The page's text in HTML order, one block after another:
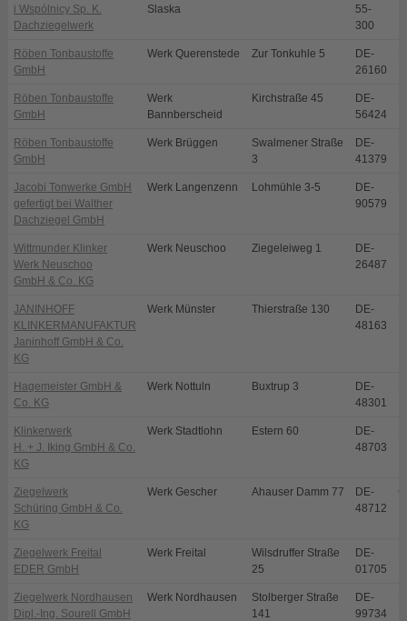
i Wspólnicy Sp. K.
Dachziegelwerk
Slaska
55-
300
Röben Tonbaustoffe
GmbH
Werk Querenstede Zur Tonkuhle 5
DE-
26160
Röben Tonbaustoffe
GmbH
Werk
Bannberscheid
Kirchstraße 45
DE-
56424
Röben Tonbaustoffe
GmbH
Werk Brüggen
Swalmener Straße
3
DE-
41379
Jacobi Tonwerke GmbH
gefertigt bei Walther
Dachziegel GmbH
Werk Langenzenn Lohmühle 3-5
DE-
90579
Wittmunder Klinker
Werk Neuschoo
GmbH & Co. KG
Werk Neuschoo Ziegeleiweg 1
DE-
26487
JANINHOFF
KLINKERMANUFAKTUR
Janinhoff GmbH & Co.
KG
Werk Münster Thierstraße 130
DE-
48163
Hagemeister GmbH &
Co. KG
Werk Nottuln Buxtrup 3
DE-
48301
Klinkerwerk
H. + J. Iking GmbH & Co.
KG
Werk Stadtlohn Estern 60
DE-
48703
Ziegelwerk
Schüring GmbH & Co.
KG
Werk Gescher Ahauser Damm 77
DE-
48712
Ziegelwerk Freital
EDER GmbH
Werk Freital
Wilsdruffer Straße
25
DE-
01705
Ziegelwerk Nordhausen
Dipl.-Ing. Sourell GmbH
Werk Nordhausen
Stolberger Straße
141
DE-
99734